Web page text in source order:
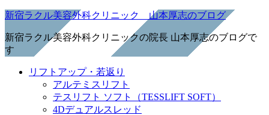
新宿ラクル美容外科クリニック 山本厚志のブログ
新宿ラクル美容外科クリニックの院長 山本厚志のブログで
す
リフトアップ・若返り
アルテミスリフト
テスリフト ソフト（TESSLIFT SOFT）
4Dデュアルスレッド